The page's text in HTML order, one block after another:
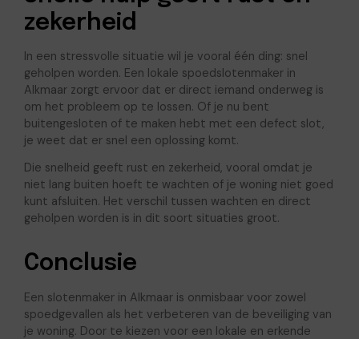
zekerheid
In een stressvolle situatie wil je vooral één ding: snel
geholpen worden. Een lokale spoedslotenmaker in
Alkmaar zorgt ervoor dat er direct iemand onderweg is
om het probleem op te lossen. Of je nu bent
buitengesloten of te maken hebt met een defect slot,
je weet dat er snel een oplossing komt.
Die snelheid geeft rust en zekerheid, vooral omdat je
niet lang buiten hoeft te wachten of je woning niet goed
kunt afsluiten. Het verschil tussen wachten en direct
geholpen worden is in dit soort situaties groot.
Conclusie
Een slotenmaker in Alkmaar is onmisbaar voor zowel
spoedgevallen als het verbeteren van de beveiliging van
je woning. Door te kiezen voor een lokale en erkende